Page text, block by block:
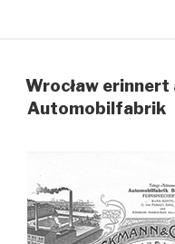
Wrocław erinnert
Automobilfabrik